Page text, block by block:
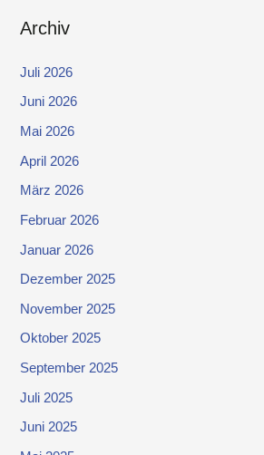
Archiv
Juli 2026
Juni 2026
Mai 2026
April 2026
März 2026
Februar 2026
Januar 2026
Dezember 2025
November 2025
Oktober 2025
September 2025
Juli 2025
Juni 2025